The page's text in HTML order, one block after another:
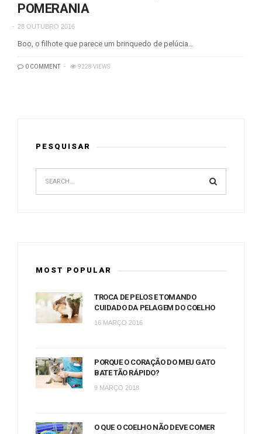
POMERANIA
28 OUTUBRO 2016
Boo, o filhote que parece um brinquedo de pelúcia…
0 COMMENT 9228 VIEWS
PESQUISAR
MOST POPULAR
TROCA DE PELOS E TOMANDO
CUIDADO DA PELAGEM DO COELHO
16 MARÇO 2016
PORQUE O CORAÇÃO DO MEU GATO
BATE TÃO RÁPIDO?
9 MARÇO 2018
O QUE O COELHO NÃO DEVE COMER